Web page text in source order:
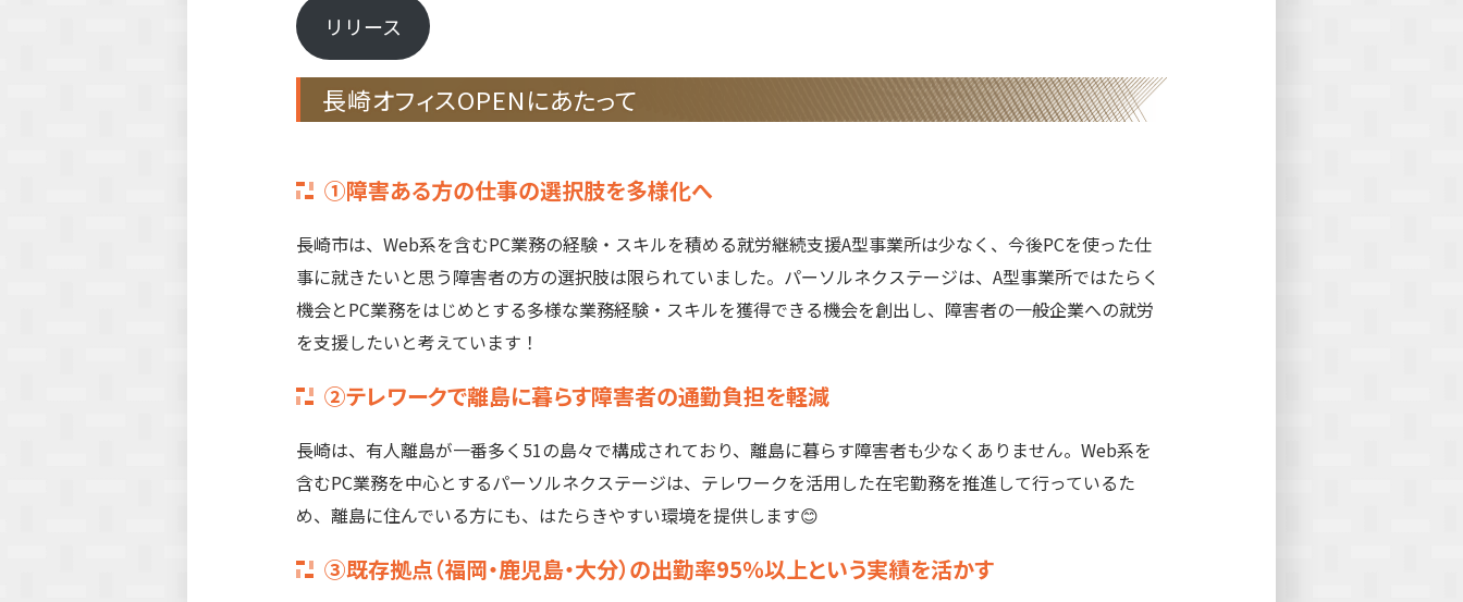
リリース
長崎オフィスOPENにあたって
①障害ある方の仕事の選択肢を多様化へ
長崎市は、Web系を含むPC業務の経験・スキルを積める就労継続支援A型事業所は少なく、今後PCを使った仕
事に就きたいと思う障害者の方の選択肢は限られていました。パーソルネクステージは、A型事業所ではたらく
機会とPC業務をはじめとする多様な業務経験・スキルを獲得できる機会を創出し、障害者の一般企業への就労
を支援したいと考えています！
②テレワークで離島に暮らす障害者の通勤負担を軽減
長崎は、有人離島が一番多く51の島々で構成されており、離島に暮らす障害者も少なくありません。Web系を
含むPC業務を中心とするパーソルネクステージは、テレワークを活用した在宅勤務を推進して行っているた
め、離島に住んでいる方にも、はたらきやすい環境を提供します😊
③既存拠点（福岡・鹿児島・大分）の出勤率95％以上という実績を活かす